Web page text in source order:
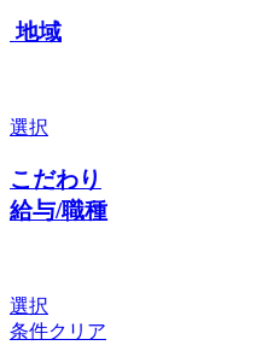
地域
選択
こだわり
給与/職種
選択
条件クリア